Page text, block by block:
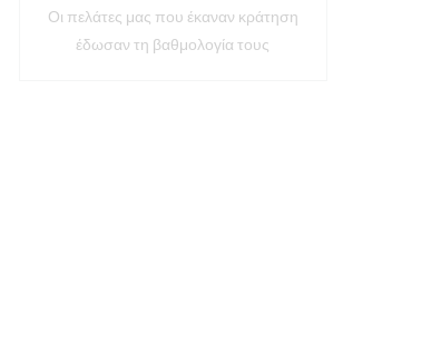
Οι πελάτες μας που έκαναν κράτηση
έδωσαν τη βαθμολογία τους